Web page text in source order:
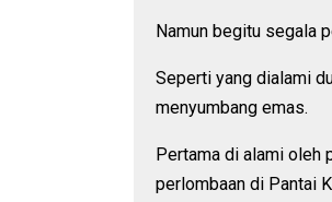
Namun begitu segala
Seperti yang dialami
menyumbang emas.
Pertama di alami oleh
perlombaan di Pantai